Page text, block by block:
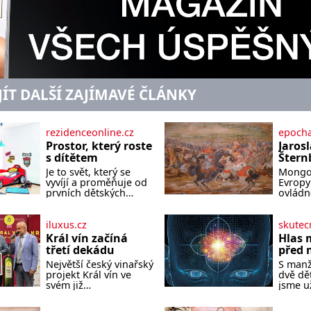
DALŠÍ ZAJÍMAVÉ ČLÁNKY
rezidenceonline.cz
Prostor, který roste
s dítětem
Je to svět, který se
vyvíjí a proměňuje od
prvních dětských
navržený pokoj
podporuje bezpečí,
kreativitu, soustředění
i odpočinek a reaguje
na každou etapu
života a specifické
potřeby dítěte. Pro
Evropy
malé,
hordy
iluxus.cz
Král vín začíná
třetí dekádu
Největší český vinařský
projekt Král vín ve
svém již
Hlas
před
S
dvě
jsme